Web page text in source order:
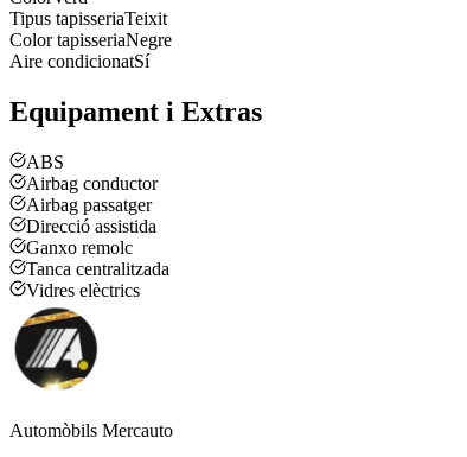
Tipus tapisseriaTeixit
Color tapisseriaNegre
Aire condicionatSí
Equipament i Extras
ABS
Airbag conductor
Airbag passatger
Direcció assistida
Ganxo remolc
Tanca centralitzada
Vidres elèctrics
Automòbils Mercauto